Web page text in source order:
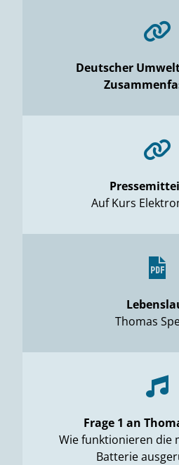
Deutscher
Auf Kurs
Thomas
Frage 1 an
Wie funktionieren die
Batterie